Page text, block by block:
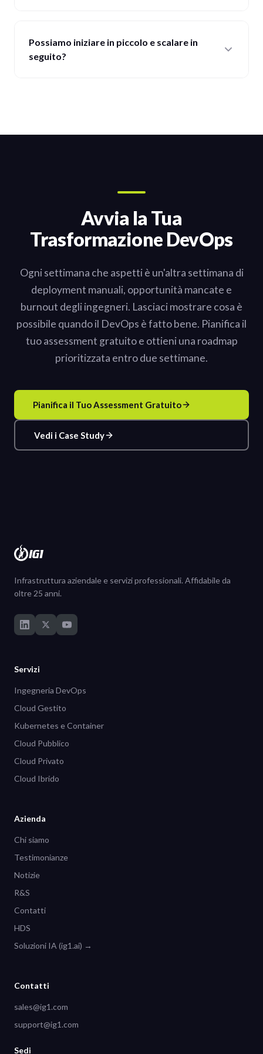
Possiamo iniziare in piccolo e scalare in
seguito?
Avvia la Tua
Trasformazione DevOps
Ogni settimana che aspetti è un'altra settimana di
deployment manuali, opportunità mancate e
burnout degli ingegneri. Lasciaci mostrare cosa è
possibile quando il DevOps è fatto bene. Pianifica il
tuo assessment gratuito e ottieni una roadmap
prioritizzata entro due settimane.
Pianifica il Tuo Assessment Gratuito
Vedi i Case Study
Infrastruttura aziendale e servizi professionali. Affidabile da
oltre 25 anni.
Servizi
Ingegneria DevOps
Cloud Gestito
Kubernetes e Container
Cloud Pubblico
Cloud Privato
Cloud Ibrido
Azienda
Chi siamo
Testimonianze
Notizie
R&S
Contatti
HDS
Soluzioni IA (ig1.ai) →
Contatti
sales@ig1.com
support@ig1.com
Sedi